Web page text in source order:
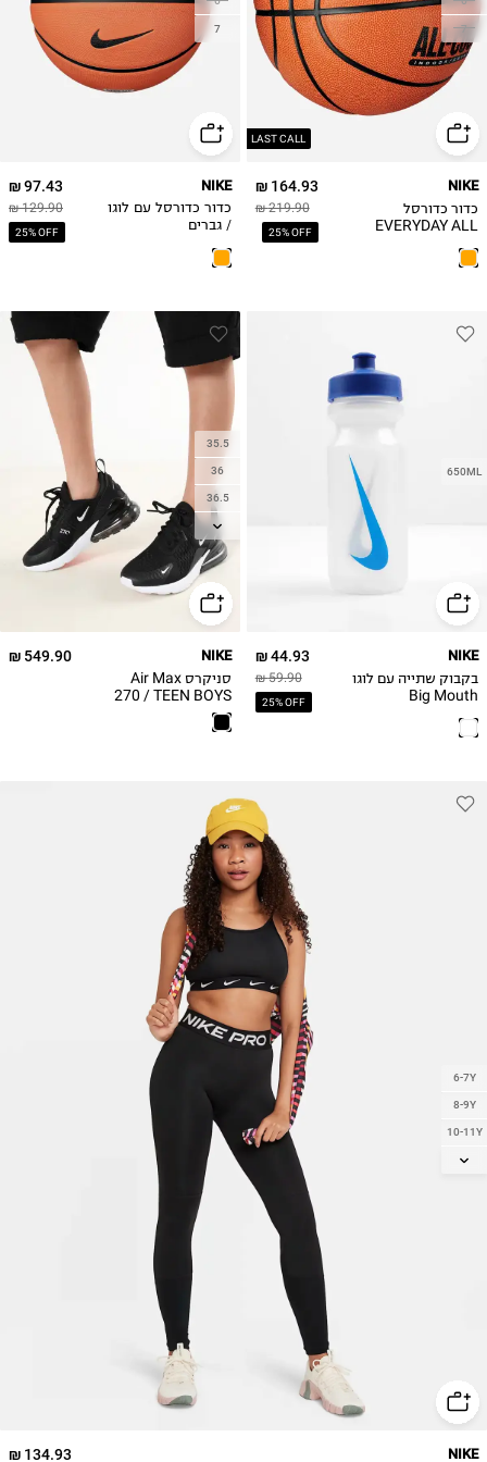
LAST CALL
7
164.93 ₪
219.90 ₪
25% OFF
NIKE
כדור כדורסל
EVERYDAY ALL
7
97.43 ₪
129.90 ₪
25% OFF
NIKE
כדור כדורסל עם לוגו
/ גברים
650ML
44.93 ₪
59.90 ₪
25% OFF
NIKE
בקבוק שתייה עם לוגו
Big Mouth
35.5
36
36.5
37.5
38
39
40
549.90 ₪ NIKE
סניקרס Air Max
270 / TEEN BOYS
6-7Y
8-9Y
10-11Y
12-13
134.93 ₪ NIKE